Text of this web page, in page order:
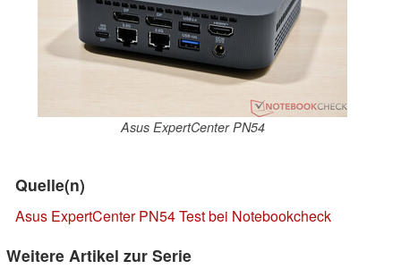
Asus ExpertCenter PN54
Quelle(n)
Asus ExpertCenter PN54 Test bei Notebookcheck
Weitere Artikel zur Serie